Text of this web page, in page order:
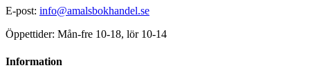
E-post: info@amalsbokhandel.se
Öppettider: Mån-fre 10-18, lör 10-14
Information